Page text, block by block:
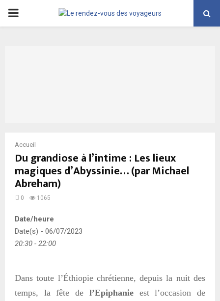
PRIMARY
Accueil
Du grandiose à l’intime : Les lieux
magiques d’Abyssinie… (par Michael
Abreham)
0 1065
Date/heure
Date(s) - 06/07/2023
20:30 - 22:00
Dans toute l’Éthiopie chrétienne, depuis la nuit des
temps, la fête de l’Epiphanie est l’occasion de